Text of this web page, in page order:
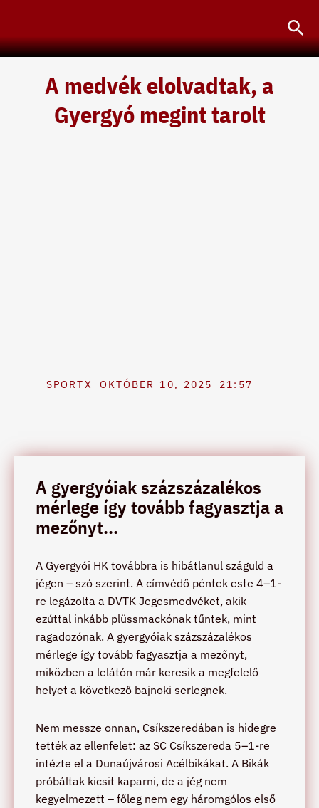
content
A medvék elolvadtak, a
Gyergyó megint tarolt
SPORTX OKTÓBER 10, 2025 21:57
A gyergyóiak százszázalékos
mérlege így tovább fagyasztja a
mezőnyt...
A Gyergyói HK továbbra is hibátlanul száguld a
jégen – szó szerint. A címvédő péntek este 4–1-
re legázolta a DVTK Jegesmedvéket, akik
ezúttal inkább plüssmackónak tűntek, mint
ragadozónak. A gyergyóiak százszázalékos
mérlege így tovább fagyasztja a mezőnyt,
miközben a lelátón már keresik a megfelelő
helyet a következő bajnoki serlegnek.
Nem messze onnan, Csíkszeredában is hidegre
tették az ellenfelet: az SC Csíkszereda 5–1-re
intézte el a Dunaújvárosi Acélbikákat. A Bikák
próbáltak kicsit kaparni, de a jég nem
kegyelmezett – főleg nem egy háromgólos első